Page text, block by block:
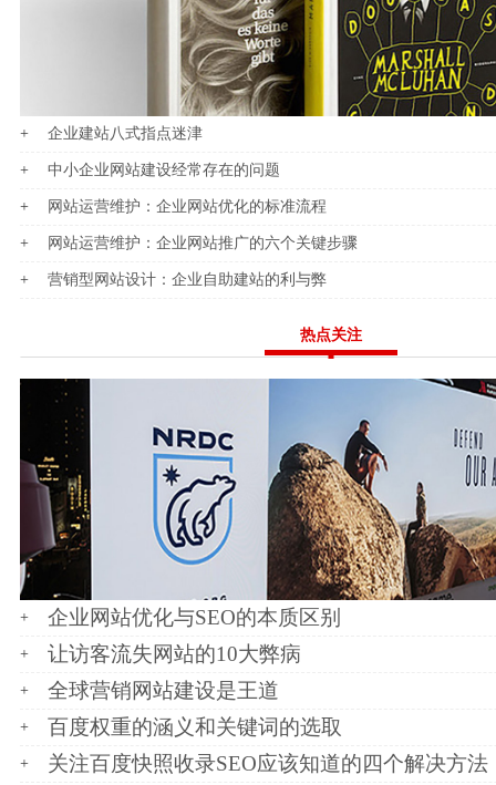
企业建站八式指点迷津
中小企业网站建设经常存在的问题
网站运营维护：企业网站优化的标准流程
网站运营维护：企业网站推广的六个关键步骤
营销型网站设计：企业自助建站的利与弊
热点关注
企业网站优化与SEO的本质区别
让访客流失网站的10大弊病
全球营销网站建设是王道
百度权重的涵义和关键词的选取
关注百度快照收录SEO应该知道的四个解决方法